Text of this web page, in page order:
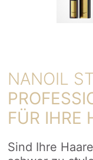
NANOIL
FÜR IHRE
Sind Ihre